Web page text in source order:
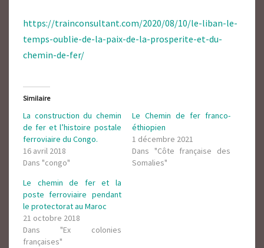
https://trainconsultant.com/2020/08/10/le-liban-le-
temps-oublie-de-la-paix-de-la-prosperite-et-du-
chemin-de-fer/
Similaire
La construction du chemin
de fer et l’histoire postale
ferroviaire du Congo.
16 avril 2018
Dans "congo"
Le Chemin de fer franco-
éthiopien
1 décembre 2021
Dans "Côte française des
Somalies"
Le chemin de fer et la
poste ferroviaire pendant
le protectorat au Maroc
21 octobre 2018
Dans "Ex colonies
françaises"